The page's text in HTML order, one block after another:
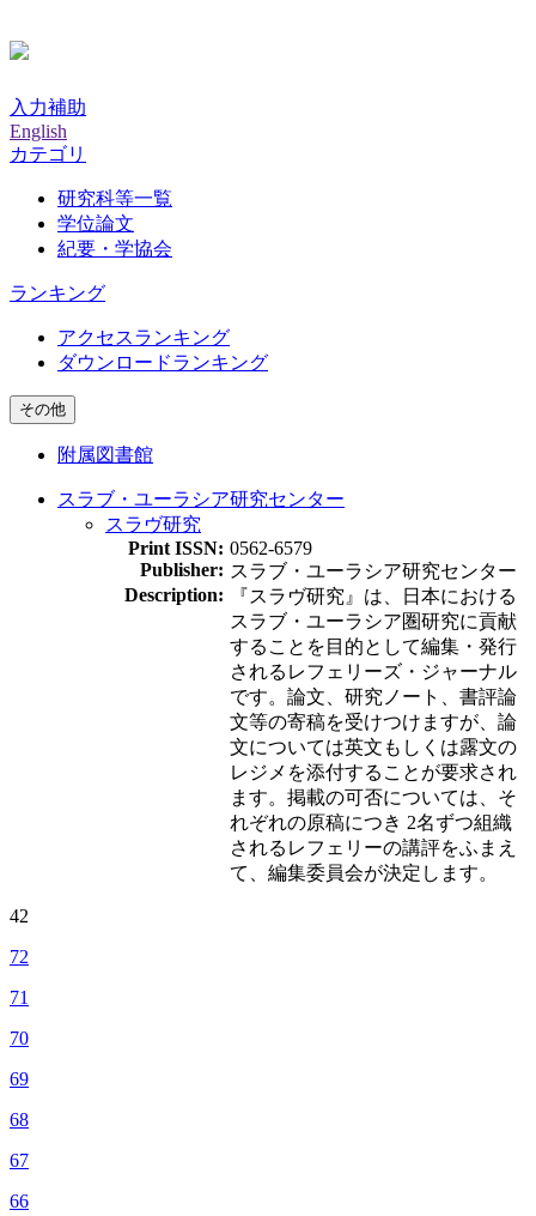
入力補助
English
カテゴリ
研究科等一覧
学位論文
紀要・学協会
ランキング
アクセスランキング
ダウンロードランキング
その他
附属図書館
スラブ・ユーラシア研究センター
スラヴ研究
Print ISSN: 0562-6579
Publisher: スラブ・ユーラシア研究センター
Description:
『スラヴ研究』は、日本における
スラブ・ユーラシア圏研究に貢献
することを目的として編集・発行
されるレフェリーズ・ジャーナル
です。論文、研究ノート、書評論
文等の寄稿を受けつけますが、論
文については英文もしくは露文の
レジメを添付することが要求され
ます。掲載の可否については、そ
れぞれの原稿につき 2名ずつ組織
されるレフェリーの講評をふまえ
て、編集委員会が決定します。
42
72
71
70
69
68
67
66